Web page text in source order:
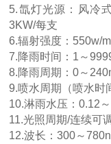
5.氙灯光源：风冷
3KW/每支
6.辐射强度：550w/
7.降雨时间：1～
8.降雨周期：0～
9.喷水周期（喷水时
10.淋雨水压：0.12
11.光照周期/连续可
12.波长：300～